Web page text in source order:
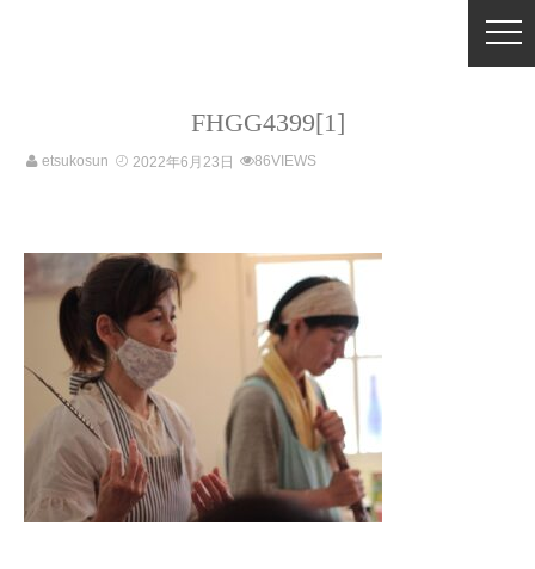
FHGG4399[1]
etsukosun 2022年6月23日 86VIEWS